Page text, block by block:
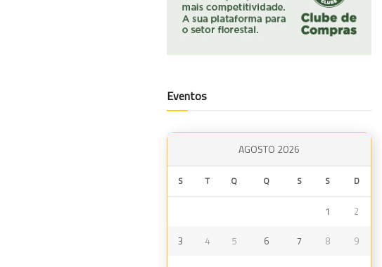
Eventos
AGOSTO 2026
S T Q Q S S D
1 2
3 4 5 6 7 8 9